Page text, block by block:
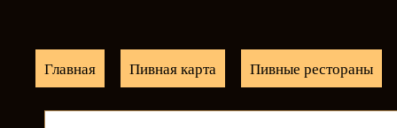
Главная Пивная карта Пивные рестораны